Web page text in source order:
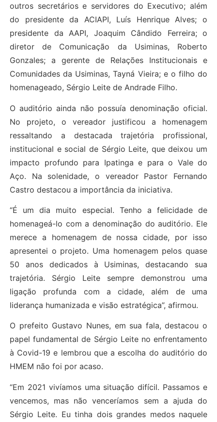
outros secretários e servidores do Executivo; além
do presidente da ACIAPI, Luís Henrique Alves; o
presidente da AAPI, Joaquim Cândido Ferreira; o
diretor de Comunicação da Usiminas, Roberto
Gonzales; a gerente de Relações Institucionais e
Comunidades da Usiminas, Tayná Vieira; e o filho do
homenageado, Sérgio Leite de Andrade Filho.
O auditório ainda não possuía denominação oficial.
No projeto, o vereador justificou a homenagem
ressaltando a destacada trajetória profissional,
institucional e social de Sérgio Leite, que deixou um
impacto profundo para Ipatinga e para o Vale do
Aço. Na solenidade, o vereador Pastor Fernando
Castro destacou a importância da iniciativa.
“É um dia muito especial. Tenho a felicidade de
homenageá-lo com a denominação do auditório. Ele
merece a homenagem de nossa cidade, por isso
apresentei o projeto. Uma homenagem pelos quase
50 anos dedicados à Usiminas, destacando sua
trajetória. Sérgio Leite sempre demonstrou uma
ligação profunda com a cidade, além de uma
liderança humanizada e visão estratégica”, afirmou.
O prefeito Gustavo Nunes, em sua fala, destacou o
papel fundamental de Sérgio Leite no enfrentamento
à Covid-19 e lembrou que a escolha do auditório do
HMEM não foi por acaso.
“Em 2021 vivíamos uma situação difícil. Passamos e
vencemos, mas não venceríamos sem a ajuda do
Sérgio Leite. Eu tinha dois grandes medos naquele